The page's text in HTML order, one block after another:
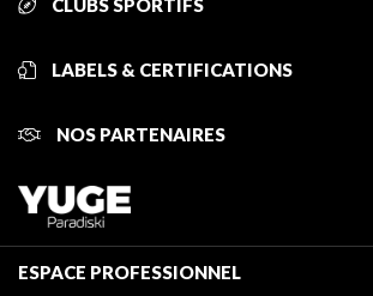
CLUBS SPORTIFS
LABELS & CERTIFICATIONS
NOS PARTENAIRES
ESPACE PROFESSIONNEL